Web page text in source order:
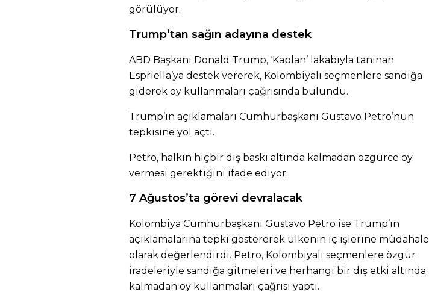
görülüyor.
Trump’tan sağın adayına destek
ABD Başkanı Donald Trump, ‘Kaplan’ lakabıyla tanınan
Espriella’ya destek vererek, Kolombiyalı seçmenlere sandığa
giderek oy kullanmaları çağrısında bulundu.
Trump’ın açıklamaları Cumhurbaşkanı Gustavo Petro’nun
tepkisine yol açtı.
Petro, halkın hiçbir dış baskı altında kalmadan özgürce oy
vermesi gerektiğini ifade ediyor.
7 Ağustos’ta görevi devralacak
Kolombiya Cumhurbaşkanı Gustavo Petro ise Trump’ın
açıklamalarına tepki göstererek ülkenin iç işlerine müdahale
olarak değerlendirdi. Petro, Kolombiyalı seçmenlere özgür
iradeleriyle sandığa gitmeleri ve herhangi bir dış etki altında
kalmadan oy kullanmaları çağrısı yaptı.